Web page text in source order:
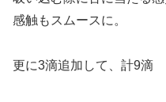
感触もスムースに。
更に3滴追加して、計9滴